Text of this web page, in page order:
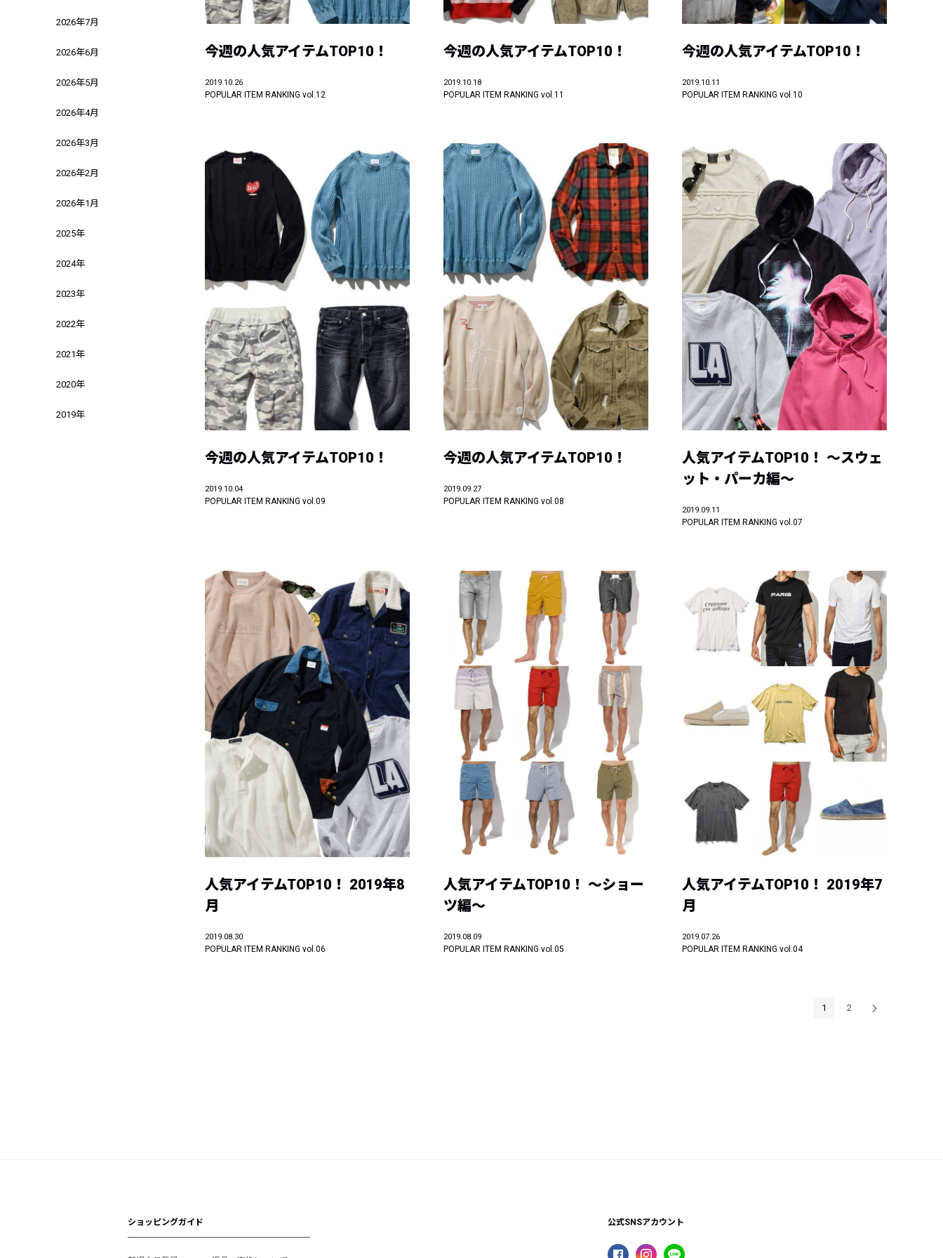
2026年7月
2026年6月
2026年5月
2026年4月
2026年3月
2026年2月
2026年1月
2025年
2024年
2023年
2022年
2021年
2020年
2019年
今週の人気アイテムTOP10！
2019.10.26
POPULAR ITEM RANKING vol.12
今週の人気アイテムTOP10！
2019.10.18
POPULAR ITEM RANKING vol.11
今週の人気アイテムTOP10！
2019.10.11
POPULAR ITEM RANKING vol.10
今週の人気アイテムTOP10！
2019.10.04
POPULAR ITEM RANKING vol.09
今週の人気アイテムTOP10！
2019.09.27
POPULAR ITEM RANKING vol.08
人気アイテムTOP10！ ～スウェ
ット・パーカ編～
2019.09.11
POPULAR ITEM RANKING vol.07
人気アイテムTOP10！ 2019年8
月
2019.08.30
POPULAR ITEM RANKING vol.06
人気アイテムTOP10！ ～ショー
ツ編～
2019.08.09
POPULAR ITEM RANKING vol.05
人気アイテムTOP10！ 2019年7
月
2019.07.26
POPULAR ITEM RANKING vol.04
1 2
ショッピングガイド 公式SNSアカウント